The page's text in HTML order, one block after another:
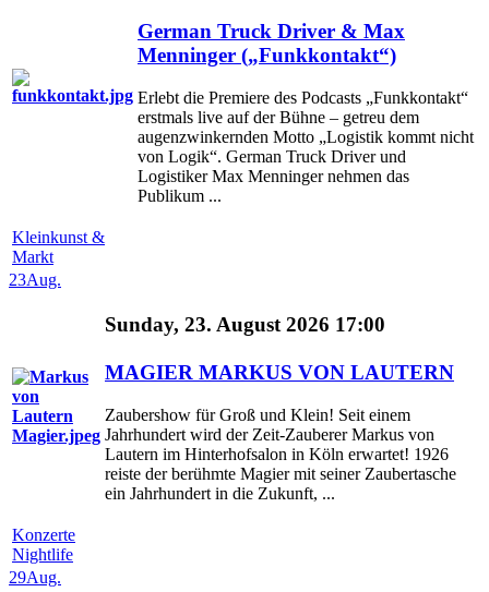
German Truck Driver & Max
Menninger („Funkkontakt“)
Erlebt die Premiere des Podcasts „Funkkontakt“
erstmals live auf der Bühne – getreu dem
augenzwinkernden Motto „Logistik kommt nicht
von Logik“. German Truck Driver und
Logistiker Max Menninger nehmen das
Publikum ...
Kleinkunst &
Markt
23Aug.
Sunday, 23. August 2026 17:00
MAGIER MARKUS VON LAUTERN
Zaubershow für Groß und Klein! Seit einem
Jahrhundert wird der Zeit-Zauberer Markus von
Lautern im Hinterhofsalon in Köln erwartet! 1926
reiste der berühmte Magier mit seiner Zaubertasche
ein Jahrhundert in die Zukunft, ...
Konzerte
Nightlife
29Aug.